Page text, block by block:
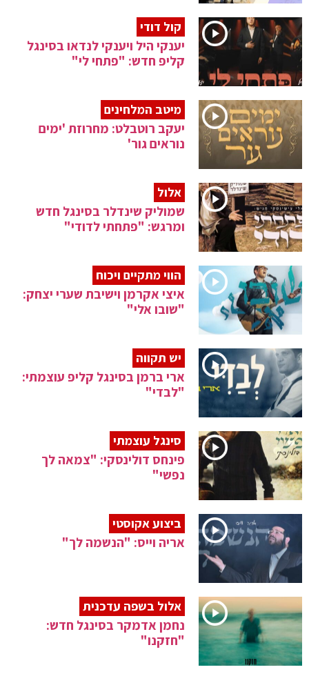
קול דודי
יענקי היל ויענקי לנדאו בסינגל
קליפ חדש: "פתחי לי"
מיטב המלחינים
יעקב רוטבלט: מחרוזת 'ימים
נוראים גור'
אלול
שמוליק שינדלר בסינגל חדש
ומרגש: "פתחתי לדודי"
הווי מתקיים ויכוח
איצי אקרמן וישיבת שערי יצחק:
"שובו אלי"
יש תקווה
ארי ברמן בסינגל קליפ עוצמתי:
"לבדי"
סינגל עוצמתי
פינחס דולינסקי: "צמאה לך
נפשי"
ביצוע אקוסטי
אריה וייס: "הנשמה לך"
אלול בשפה עדכנית
נחמן אדמקר בסינגל חדש:
"חזקנו"